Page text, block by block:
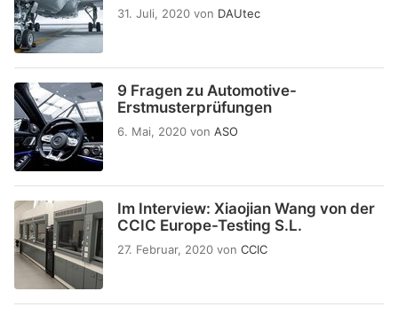
31. Juli, 2020 von DAUtec
9 Fragen zu Automotive-
Erstmusterprüfungen
6. Mai, 2020 von ASO
Im Interview: Xiaojian Wang von der
CCIC Europe-Testing S.L.
27. Februar, 2020 von CCIC